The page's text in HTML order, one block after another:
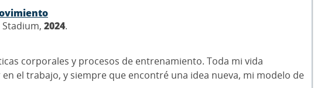
2024.
corporales y procesos de entrenamiento. Toda mi vida
el trabajo, y siempre que encontré una idea nueva, mi modelo de